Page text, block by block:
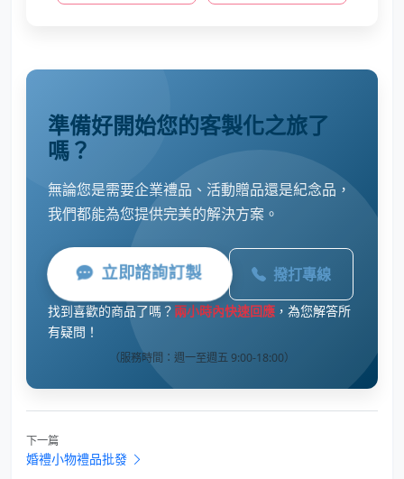
準備好開始您的客製化之旅了
嗎？
無論您是需要企業禮品、活動贈品還是紀念品，
我們都能為您提供完美的解決方案。
立即諮詢訂製 撥打專線
找到喜歡的商品了嗎？ 兩小時內快速回應 ，為您解答所
有疑問！
（服務時間：週一至週五 9:00-18:00）
下一篇
婚禮小物禮品批發